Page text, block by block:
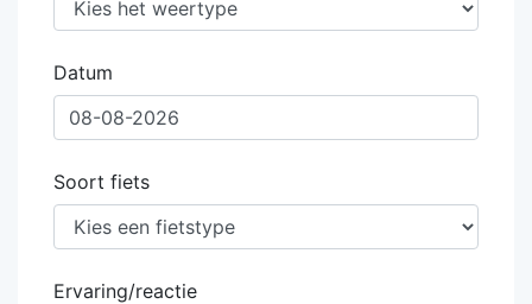
Datum
Soort fiets
Ervaring/reactie